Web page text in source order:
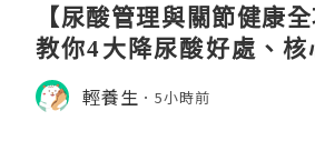
【尿酸管理與關節健康
教你4大降尿酸好處、
飲食調理秘訣
輕養生 5小時前